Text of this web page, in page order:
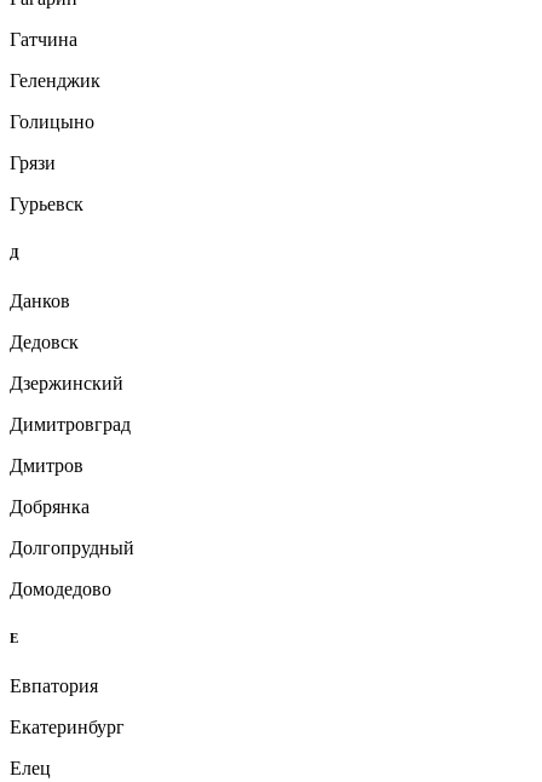
Гатчина
Геленджик
Голицыно
Грязи
Гурьевск
Д
Данков
Дедовск
Дзержинский
Димитровград
Дмитров
Добрянка
Долгопрудный
Домодедово
Е
Евпатория
Екатеринбург
Елец